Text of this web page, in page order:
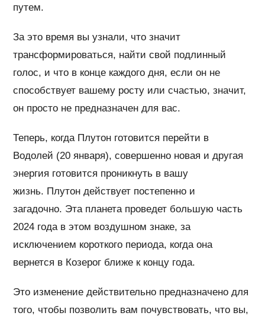
путем.
За это время вы узнали, что значит
трансформироваться, найти свой подлинный
голос, и что в конце каждого дня, если он не
способствует вашему росту или счастью, значит,
он просто не предназначен для вас.
Теперь, когда Плутон готовится перейти в
Водолей (20 января), совершенно новая и другая
энергия готовится проникнуть в вашу
жизнь. Плутон действует постепенно и
загадочно. Эта планета проведет большую часть
2024 года в этом воздушном знаке, за
исключением короткого периода, когда она
вернется в Козерог ближе к концу года.
Это изменение действительно предназначено для
того, чтобы позволить вам почувствовать, что вы,